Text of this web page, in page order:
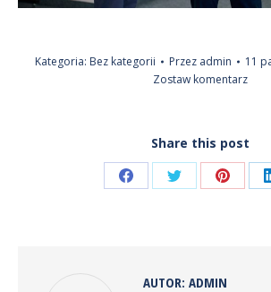
Kategoria: Bez kategorii Przez admin
11
Zostaw komentarz
Share this post
Share Share Share
AUTOR: ADMIN